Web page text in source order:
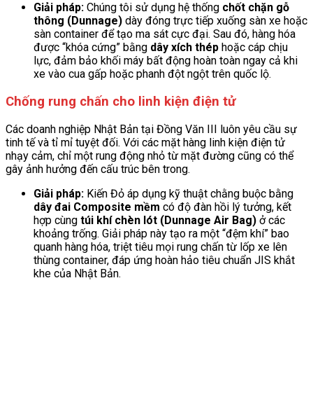
Giải pháp: Chúng tôi sử dụng hệ thống chốt chặn gỗ
thông (Dunnage) dày đóng trực tiếp xuống sàn xe hoặc
sàn container để tạo ma sát cực đại. Sau đó, hàng hóa
được “khóa cứng” bằng dây xích thép hoặc cáp chịu
lực, đảm bảo khối máy bất động hoàn toàn ngay cả khi
xe vào cua gấp hoặc phanh đột ngột trên quốc lộ.
Chống rung chấn cho linh kiện điện tử
Các doanh nghiệp Nhật Bản tại Đồng Văn III luôn yêu cầu sự
tinh tế và tỉ mỉ tuyệt đối. Với các mặt hàng linh kiện điện tử
nhạy cảm, chỉ một rung động nhỏ từ mặt đường cũng có thể
gây ảnh hưởng đến cấu trúc bên trong.
Giải pháp: Kiến Đỏ áp dụng kỹ thuật chằng buộc bằng
dây đai Composite mềm có độ đàn hồi lý tưởng, kết
hợp cùng túi khí chèn lót (Dunnage Air Bag) ở các
khoảng trống. Giải pháp này tạo ra một “đệm khí” bao
quanh hàng hóa, triệt tiêu mọi rung chấn từ lốp xe lên
thùng container, đáp ứng hoàn hảo tiêu chuẩn JIS khắt
khe của Nhật Bản.